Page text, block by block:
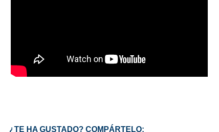
¿TE HA GUSTADO? COMPÁRTELO: